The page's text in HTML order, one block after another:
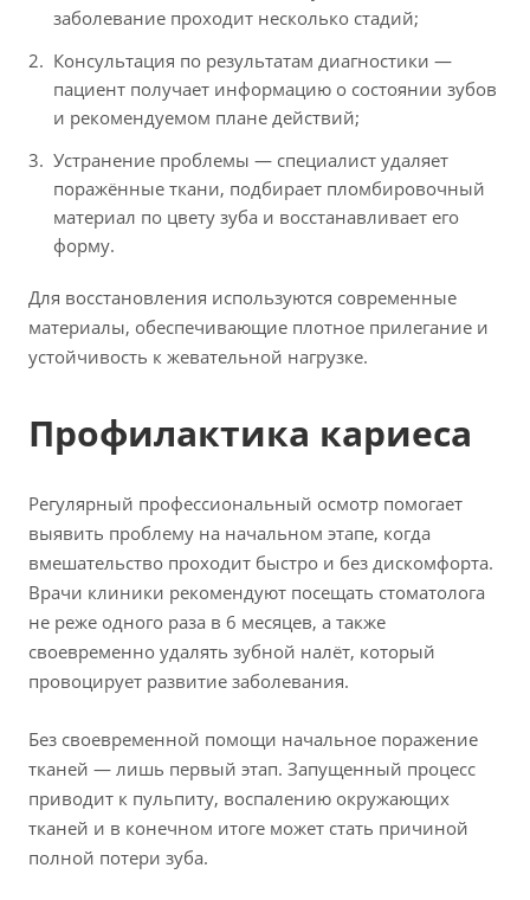
заболевание проходит несколько стадий;
Консультация по результатам диагностики —
пациент получает информацию о состоянии зубов
и рекомендуемом плане действий;
Устранение проблемы — специалист удаляет
поражённые ткани, подбирает пломбировочный
материал по цвету зуба и восстанавливает его
форму.
Для восстановления используются современные
материалы, обеспечивающие плотное прилегание и
устойчивость к жевательной нагрузке.
Профилактика кариеса
Регулярный профессиональный осмотр помогает
выявить проблему на начальном этапе, когда
вмешательство проходит быстро и без дискомфорта.
Врачи клиники рекомендуют посещать стоматолога
не реже одного раза в 6 месяцев, а также
своевременно удалять зубной налёт, который
провоцирует развитие заболевания.
Без своевременной помощи начальное поражение
тканей — лишь первый этап. Запущенный процесс
приводит к пульпиту, воспалению окружающих
тканей и в конечном итоге может стать причиной
полной потери зуба.